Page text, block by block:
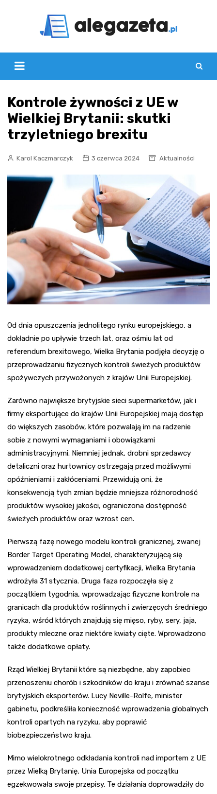
Kontrole żywności z UE w
Wielkiej Brytanii: skutki
trzyletniego brexitu
Karol Kaczmarczyk 3 czerwca 2024 Aktualności
Od dnia opuszczenia jednolitego rynku europejskiego, a
dokładnie po upływie trzech lat, oraz ośmiu lat od
referendum brexitowego, Wielka Brytania podjęła decyzję o
przeprowadzaniu fizycznych kontroli świeżych produktów
spożywczych przywożonych z krajów Unii Europejskiej.
Zarówno największe brytyjskie sieci supermarketów, jak i
firmy eksportujące do krajów Unii Europejskiej mają dostęp
do większych zasobów, które pozwalają im na radzenie
sobie z nowymi wymaganiami i obowiązkami
administracyjnymi. Niemniej jednak, drobni sprzedawcy
detaliczni oraz hurtownicy ostrzegają przed możliwymi
opóźnieniami i zakłóceniami. Przewidują oni, że
konsekwencją tych zmian będzie mniejsza różnorodność
produktów wysokiej jakości, ograniczona dostępność
świeżych produktów oraz wzrost cen.
Pierwszą fazę nowego modelu kontroli granicznej, zwanej
Border Target Operating Model, charakteryzującą się
wprowadzeniem dodatkowej certyfikacji, Wielka Brytania
wdrożyła 31 stycznia. Druga faza rozpoczęła się z
początkiem tygodnia, wprowadzając fizyczne kontrole na
granicach dla produktów roślinnych i zwierzęcych średniego
ryzyka, wśród których znajdują się mięso, ryby, sery, jaja,
produkty mleczne oraz niektóre kwiaty cięte. Wprowadzono
także dodatkowe opłaty.
Rząd Wielkiej Brytanii które są niezbędne, aby zapobiec
przenoszeniu chorób i szkodników do kraju i zrównać szanse
brytyjskich eksporterów. Lucy Neville-Rolfe, minister
gabinetu, podkreśliła konieczność wprowadzenia globalnych
kontroli opartych na ryzyku, aby poprawić
biobezpieczeństwo kraju.
Mimo wielokrotnego odkładania kontroli nad importem z UE
przez Wielką Brytanię, Unia Europejska od początku
egzekwowała swoje przepisy. Te działania doprowadziły do